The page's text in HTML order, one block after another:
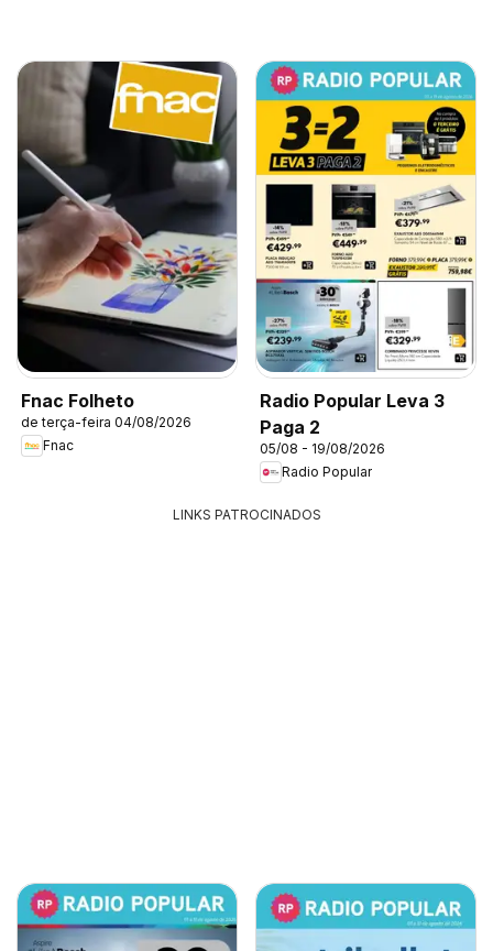
Fnac Folheto
de terça-feira 04/08/2026
Fnac
Radio Popular Leva 3
Paga 2
05/08 - 19/08/2026
Radio Popular
LINKS PATROCINADOS